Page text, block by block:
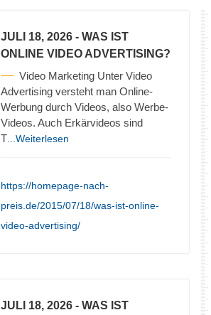
JULI 18, 2026 - WAS IST
ONLINE VIDEO ADVERTISING?
Video Marketing Unter Video
Advertising versteht man Online-
Werbung durch Videos, also Werbe-
Videos. Auch Erkärvideos sind
T ...Weiterlesen
https://homepage-nach-
preis.de/2015/07/18/was-ist-online-
video-advertising/
JULI 18, 2026 - WAS IST